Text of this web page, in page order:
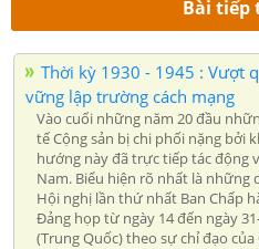
Bài tiếp
Thời kỳ 1930 - 1945 : Vượt
vững lập trường cách mạng
Vào cuối những năm 20 đầu
tế Cộng sản bị chi phối nặng bởi
hướng này đã trực tiếp tác động
Nam. Biểu hiện rõ nhất là
Hội nghị lần thứ nhất Ban Chấp
Đảng họp từ ngày 14 đến ngày
(Trung Quốc) theo sự chỉ đạo của